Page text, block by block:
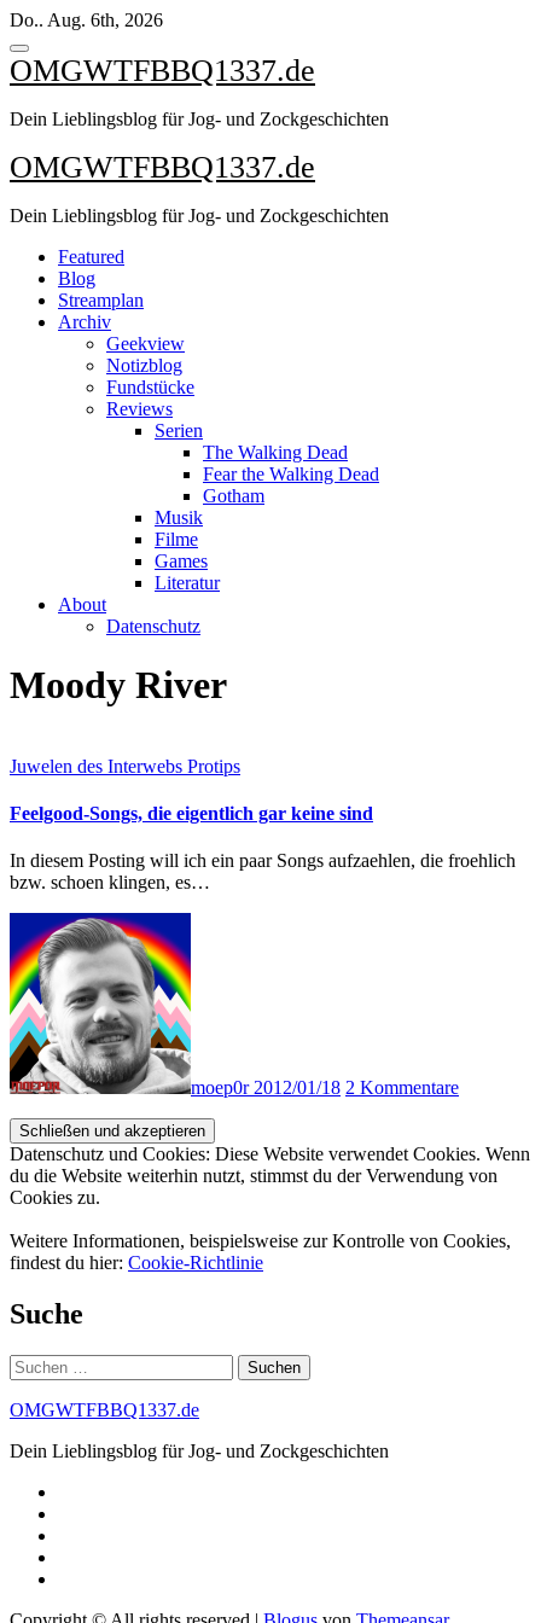
Zum
Inhalt
springen
Do.. Aug. 6th, 2026
OMGWTFBBQ1337.de
Dein Lieblingsblog für Jog- und Zockgeschichten
OMGWTFBBQ1337.de
Dein Lieblingsblog für Jog- und Zockgeschichten
Featured
Blog
Streamplan
Archiv
Geekview
Notizblog
Fundstücke
Reviews
Serien
The Walking Dead
Fear the Walking Dead
Gotham
Musik
Filme
Games
Literatur
About
Datenschutz
Moody River
Juwelen des Interwebs Protips
Feelgood-Songs, die eigentlich gar keine sind
In diesem Posting will ich ein paar Songs aufzaehlen, die froehlich
bzw. schoen klingen, es…
moep0r2012/01/18 2 Kommentare
Datenschutz und Cookies: Diese Website verwendet Cookies. Wenn
du die Website weiterhin nutzt, stimmst du der Verwendung von
Cookies zu.
Weitere Informationen, beispielsweise zur Kontrolle von Cookies,
findest du hier: Cookie-Richtlinie
Suche
Suchen
nach:
OMGWTFBBQ1337.de
Dein Lieblingsblog für Jog- und Zockgeschichten